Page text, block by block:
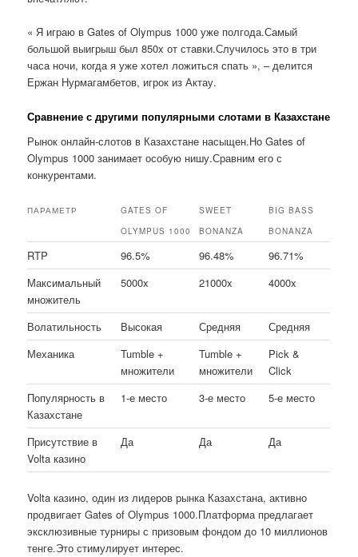
« Я играю в Gates of Olympus 1000 уже полгода.Самый
большой выигрыш был 850x от ставки.Случилось это в три
часа ночи, когда я уже хотел ложиться спать », – делится
Ержан Нурмагамбетов, игрок из Актау.
Сравнение с другими популярными слотами в Казахстане
Рынок онлайн-слотов в Казахстане насыщен.Но Gates of
Olympus 1000 занимает особую нишу.Сравним его с
конкурентами.
ПАРАМЕТР
GATES OF
OLYMPUS 1000
SWEET
BONANZA
BIG BASS
BONANZA
RTP 96.5% 96.48%
96.71%
Максимальный
множитель
5000x 21000x 4000x
Волатильность Высокая Средняя
Средняя
Механика
Tumble +
множители
Tumble +
множители
Pick &
Click
Популярность в
Казахстане
1-е место 3-е место 5-е место
Присутствие в
Volta казино
Да Да Да
Volta казино, один из лидеров рынка Казахстана, активно
продвигает Gates of Olympus 1000.Платформа предлагает
эксклюзивные турниры с призовым фондом до 10 миллионов
тенге.Это стимулирует интерес.